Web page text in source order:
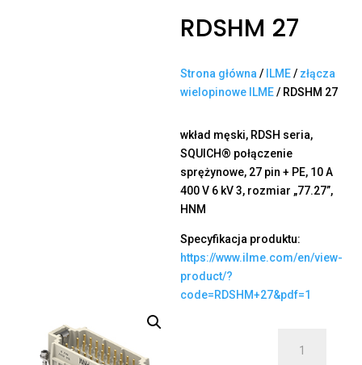
RDSHM 27
Strona główna / ILME/ złącza
wielopinowe ILME/ RDSHM 27
wkład męski, RDSH seria,
SQUICH® połączenie
sprężynowe, 27 pin + PE, 10 A
400 V 6 kV 3, rozmiar „77.27”,
HNM
Specyfikacja produktu:
https://www.ilme.com/en/view-
product/?
code=RDSHM+27&pdf=1
RDSHM